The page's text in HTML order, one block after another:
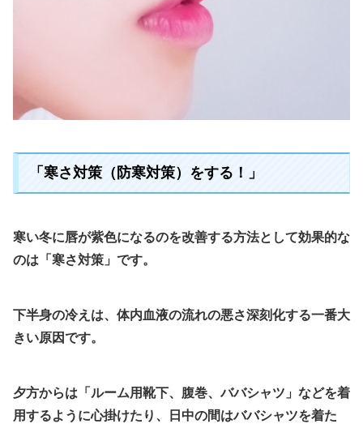
「寒さ対策（防寒対策）をする！」
寒い冬に唇が紫色になるのを改善する方法として効果的な
のは「寒さ対策」です。
下半身の冷えは、体内血液の流れの悪さ深刻化する一番大
きい原因です。
夕方からは「ルーム用靴下、腹巻、ババシャツ」などを着
用するように心掛けたり、日中の間はババシャツを着た